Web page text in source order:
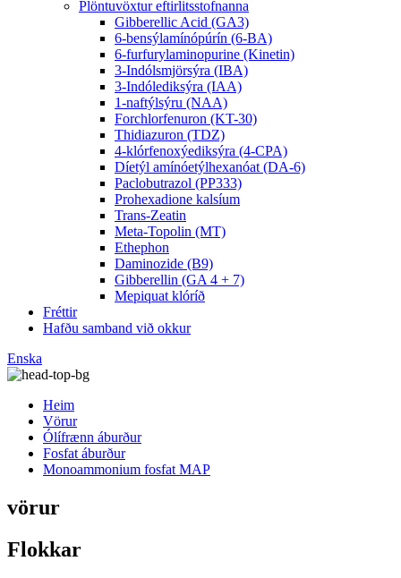
Plöntuvöxtur eftirlitsstofnanna
Gibberellic Acid (GA3)
6-bensýlamínópúrín (6-BA)
6-furfurylaminopurine (Kinetin)
3-Indólsmjörsýra (IBA)
3-Indólediksýra (IAA)
1-naftýlsýru (NAA)
Forchlorfenuron (KT-30)
Thidiazuron (TDZ)
4-klórfenoxýediksýra (4-CPA)
Díetýl amínóetýlhexanóat (DA-6)
Paclobutrazol (PP333)
Prohexadione kalsíum
Trans-Zeatin
Meta-Topolin (MT)
Ethephon
Daminozide (B9)
Gibberellin (GA 4 + 7)
Mepiquat klóríð
Fréttir
Hafðu samband við okkur
Enska
Heim
Vörur
Ólífrænn áburður
Fosfat áburður
Monoammonium fosfat MAP
vörur
Flokkar